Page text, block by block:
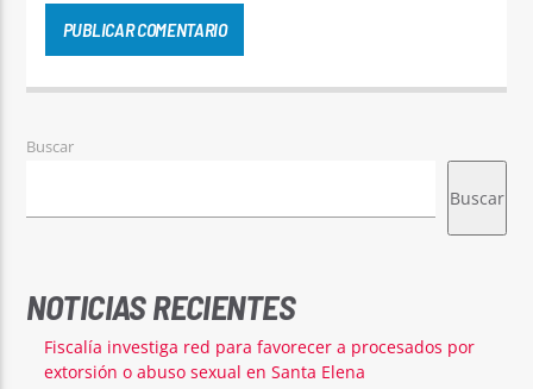
Buscar
Buscar
NOTICIAS RECIENTES
Fiscalía investiga red para favorecer a procesados por
extorsión o abuso sexual en Santa Elena